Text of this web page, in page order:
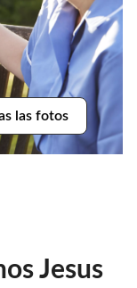
las fotos
Jesus